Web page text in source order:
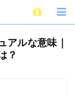
リチュアルな意味｜3回
アルな意味｜
？